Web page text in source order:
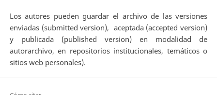
Los autores pueden guardar el archivo de las versiones
enviadas (submitted version), aceptada (accepted version)
y publicada (published version) en modalidad de
autorarchivo, en repositorios institucionales, temáticos o
sitios web personales).